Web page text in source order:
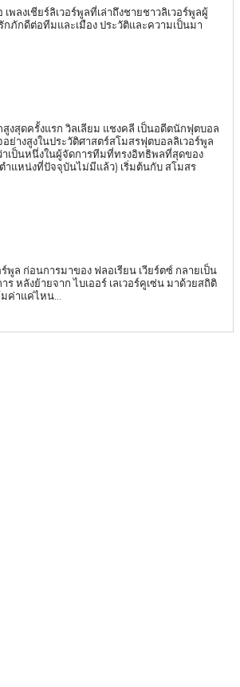
ลงเชียร์ลิเวอร์พูลที่เล่าถึงชายชาวลิเวอร์พูลผู้
ภักดีต่อทีมและเมือง ประวัติและความเป็นมา
งสุดครั้งแรก วิลเลียม แชงคลี เป็นอดีตนักฟุตบอล
างสูงในประวัติศาสตร์สโมสรฟุตบอลลิเวอร์พูล
เป็นหนึ่งในผู้จัดการทีมที่ทรงอิทธิพลที่สุดของ
พูล ก่อนการมาของ ฟลอเรียน เวียร์ตซ์ กลายเป็น
หลังย้ายจาก ไบเออร์ เลเวอร์คูเซ่น มาด้วยสถิติ
นี้คุ้มค่าแค่ไหน...